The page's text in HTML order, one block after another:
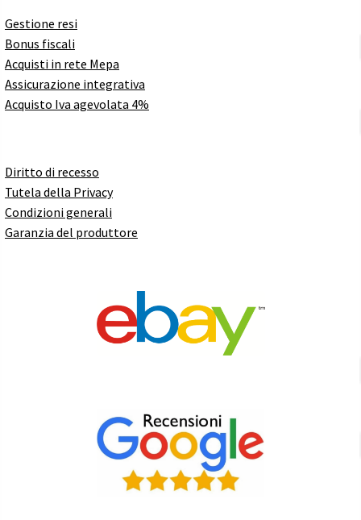
Gestione resi
Bonus fiscali
Acquisti in rete Mepa
Assicurazione integrativa
Acquisto Iva agevolata 4%
Diritto di recesso
Tutela della Privacy
Condizioni generali
Garanzia del produttore